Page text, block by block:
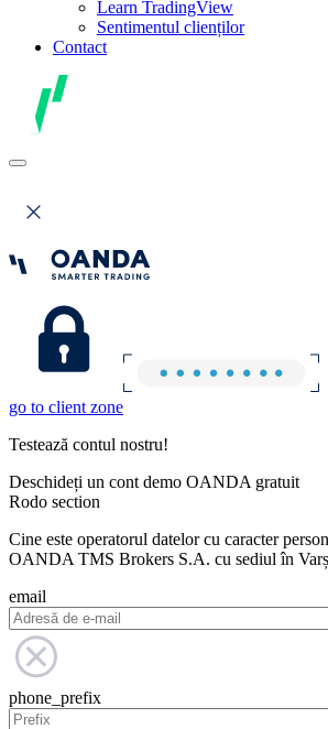
Learn TradingView
Sentimentul clienților
Contact
go to client zone
Testează contul nostru!
Deschideți un cont demo OANDA gratuit
Rodo section
Cine este operatorul datelor cu caracter
OANDA TMS Brokers S.A. cu sediul în
email
phone_prefix